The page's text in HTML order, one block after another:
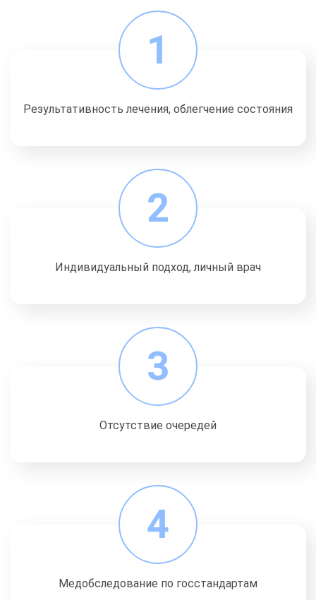
1
Результативность лечения, облегчение состояния
2
Индивидуальный подход, личный врач
3
Отсутствие очередей
4
Медобследование по госстандартам